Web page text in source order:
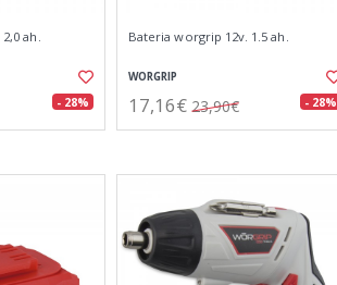
ah.
- 28%
Bateria worgrip 12v. 1.5 ah.
WORGRIP
17,16€ 23,90€ - 28%